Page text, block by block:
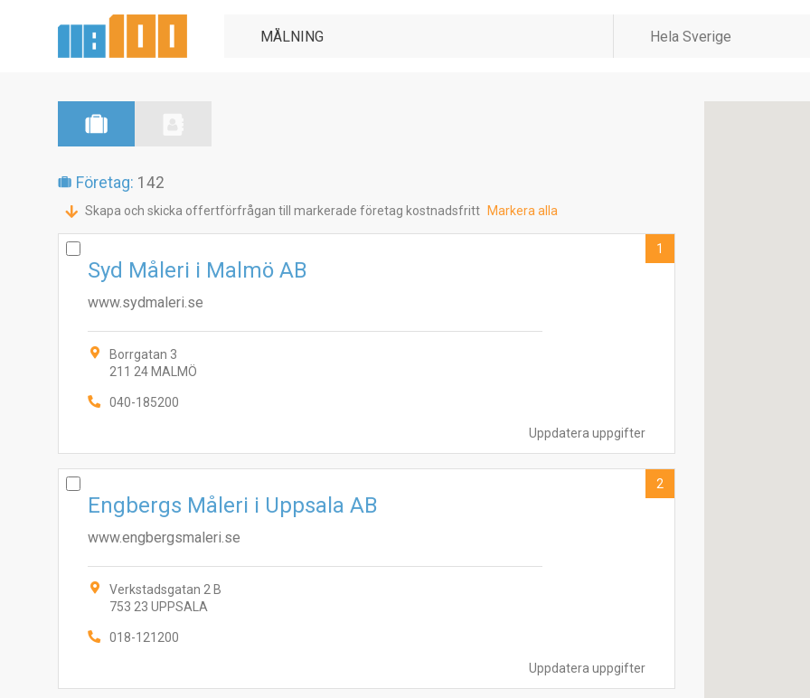
Företag: 142
Skapa och skicka offertförfrågan till markerade företag kostnadsfritt Markera alla
Uppdatera uppgifter
Syd Måleri i Malmö AB
www.sydmaleri.se
Borrgatan 3
211 24 MALMÖ
040-185200
1
Uppdatera uppgifter
Engbergs Måleri i Uppsala AB
www.engbergsmaleri.se
Verkstadsgatan 2 B
753 23 UPPSALA
018-121200
2